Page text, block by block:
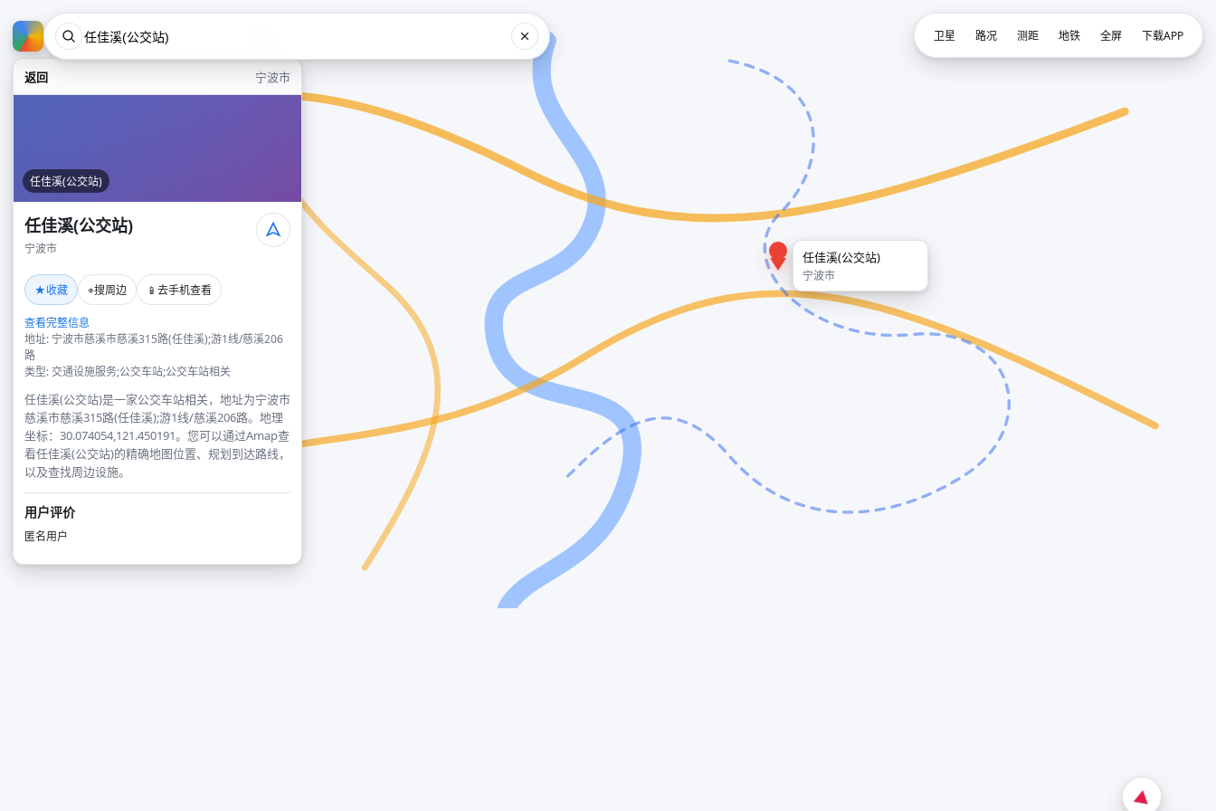
返回 宁波市
任佳溪(公交站)
任佳溪(公交站)
宁波市
★收藏 ⌖搜周边 📱 去手机查看
查看完整信息
地址: 宁波市慈溪市慈溪315路(任佳溪);游1线/慈溪206
路
类型: 交通设施服务;公交车站;公交车站相关
任佳溪(公交站)是一家公交车站相关，地址为宁波市
慈溪市慈溪315路(任佳溪);游1线/慈溪206路。地理
坐标：30.074054,121.450191。您可以通过Amap查
看任佳溪(公交站)的精确地图位置、规划到达路线，
以及查找周边设施。
用户评价
匿名用户
任佳溪(公交站)
宁波市
卫星 路况 测距 地铁 全屏 下载APP